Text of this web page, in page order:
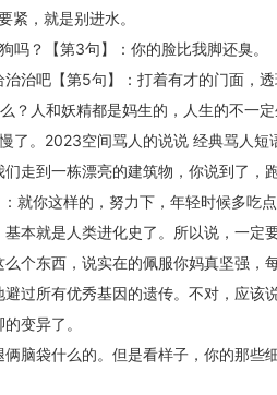
紧，就是别进水。
吗？【第3句】：你的脸比我脚还臭
治吧【第5句】：打着有才的门面，透
？人和妖精都是妈生的，人生的不一
了。2023空间骂人的说说 经典骂人
走到一栋漂亮的建筑物，你说到了，
就你这样的，努力下，年轻时候多吃
本就是人类进化史了。所以说，一
个东西，说实在的佩服你妈真坚强，
过所有优秀基因的遗传。不对，应该
变异了。
脑袋什么的。但是看样子，你的那